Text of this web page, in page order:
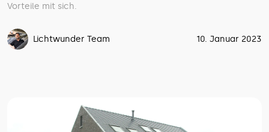
Vorteile mit sich.
Lichtwunder Team 10. Januar 2023